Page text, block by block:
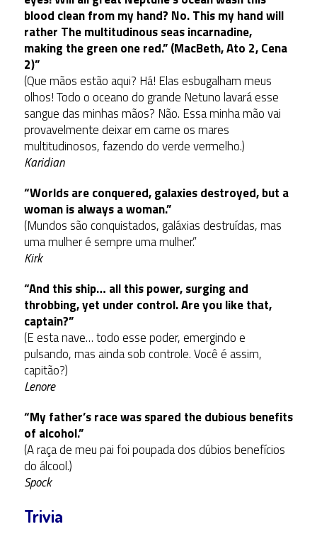
blood clean from my hand? No. This my hand will
rather The multitudinous seas incarnadine,
making the green one red.” (MacBeth, Ato 2, Cena
2)”
(Que mãos estão aqui? Há! Elas esbugalham meus
olhos! Todo o oceano do grande Netuno lavará esse
sangue das minhas mãos? Não. Essa minha mão vai
provavelmente deixar em carne os mares
multitudinosos, fazendo do verde vermelho.)
Karidian
“Worlds are conquered, galaxies destroyed, but a
woman is always a woman.”
(Mundos são conquistados, galáxias destruídas, mas
uma mulher é sempre uma mulher.”
Kirk
“And this ship… all this power, surging and
throbbing, yet under control. Are you like that,
captain?”
(E esta nave… todo esse poder, emergindo e
pulsando, mas ainda sob controle. Você é assim,
capitão?)
Lenore
“My father’s race was spared the dubious benefits
of alcohol.”
(A raça de meu pai foi poupada dos dúbios benefícios
do álcool.)
Spock
Trivia